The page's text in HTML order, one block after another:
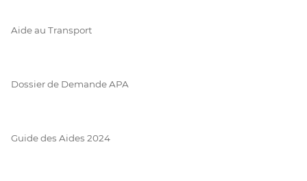
Aide au Transport
Dossier de Demande APA
Guide des Aides 2024